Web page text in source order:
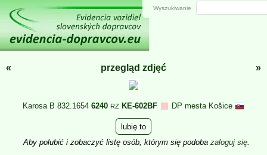
« przegląd zdjęć »
Karosa B 832.1654 6240 RZ KE-602BF DP mesta Košice
lubię to
Aby polubić i zobaczyć listę osób, którym się podoba zaloguj się.
Wyszukiwanie